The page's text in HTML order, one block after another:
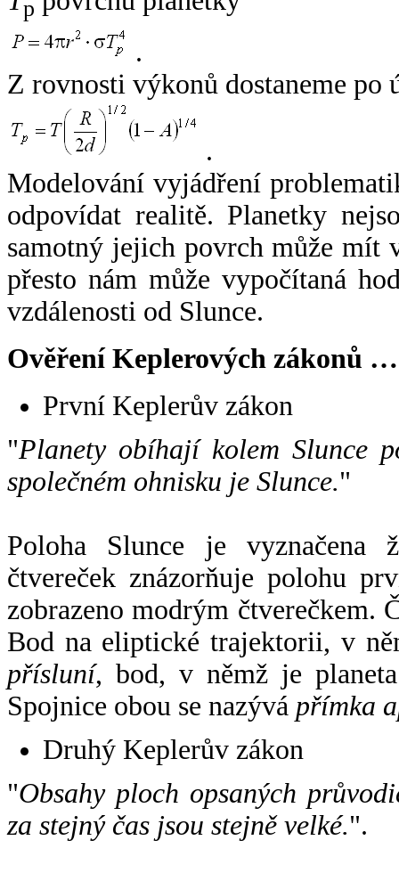
p
.
Z rovnosti výkonů dostaneme po
.
Modelování vyjádření
odpovídat realitě. Planetky
samotný jejich povrch může mít
přesto nám může vypočítaná
vzdálenosti od Slunce.
Ověření Keplerových zákonů …
První Keplerův zákon
"Planety obíhají kolem Slunce
společném ohnisku je Slunce."
Poloha Slunce je vyznačena
čtvereček znázorňuje polohu
zobrazeno modrým čtverečkem.
Bod na eliptické trajektorii, v
přísluní, bod, v němž je
Spojnice obou se nazývá přímka
Druhý Keplerův zákon
"Obsahy ploch opsaných
za stejný čas jsou stejně velké.".